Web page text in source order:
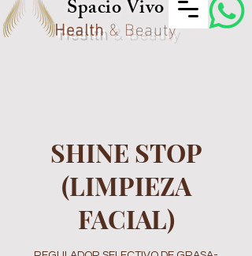
Spacio Vivo
Health& Beauty
SHINE STOP
(LIMPIEZA
FACIAL)